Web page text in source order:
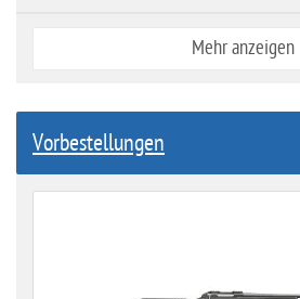
Mehr anzeigen
Vorbestellungen